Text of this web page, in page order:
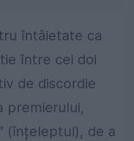
întâietate ca
între cei doi
de discordie
premierului,
(înțeleptul), de a